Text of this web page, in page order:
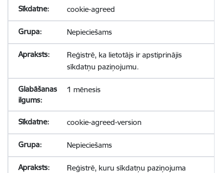
cookie-agreed
Nepieciešams
Reģistrē, ka lietotājs ir apstiprinājis
sīkdatņu paziņojumu.
1 mēnesis
cookie-agreed-version
Nepieciešams
Reģistrē, kuru sīkdatņu paziņojuma